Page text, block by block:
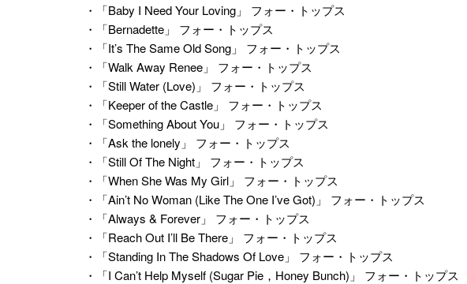
・「Baby I Need Your Loving」 フォー・トップス
・「Bernadette」 フォー・トップス
・「It’s The Same Old Song」 フォー・トップス
・「Walk Away Renee」 フォー・トップス
・「Still Water (Love)」 フォー・トップス
・「Keeper of the Castle」 フォー・トップス
・「Something About You」 フォー・トップス
・「Ask the lonely」 フォー・トップス
・「Still Of The Night」 フォー・トップス
・「When She Was My Girl」 フォー・トップス
・「Ain’t No Woman (Like The One I’ve Got)」 フォー・トップス
・「Always & Forever」 フォー・トップス
・「Reach Out I’ll Be There」 フォー・トップス
・「Standing In The Shadows Of Love」 フォー・トップス
・「I Can’t Help Myself (Sugar Pie，Honey Bunch)」 フォー・トップス